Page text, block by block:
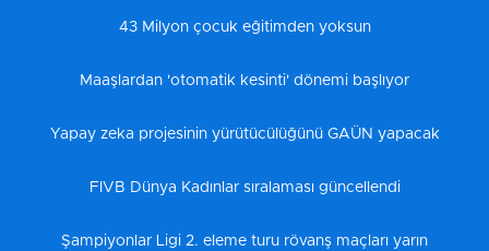
43 Milyon çocuk eğitimden yoksun
Maaşlardan 'otomatik kesinti' dönemi başlıyor
Yapay zeka projesinin yürütücülüğünü GAÜN yapacak
FIVB Dünya Kadınlar sıralaması güncellendi
Şampiyonlar Ligi 2. eleme turu rövanş maçları yarın